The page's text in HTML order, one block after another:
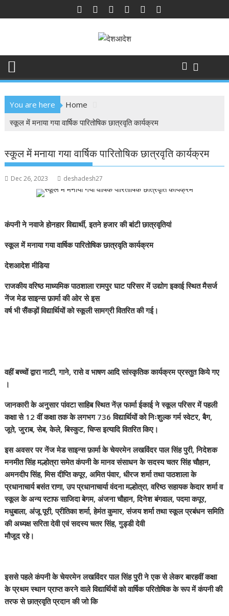
to
You are here
Home
स्कूल में मनाया गया वार्षिक पारितोषिक छात्रवृति कार्यक्रम
स्कूल में मनाया गया वार्षिक पारितोषिक छात्रवृति कार्यक्रम
Dec 26, 2023 deshadesh27
कंपनी ने नवाजे होनहार विद्यार्थी, इतने हजार की बांटी छात्रवृतियां
स्कूल में मनाया गया वार्षिक पारितोषिक छात्रवृति कार्यक्रम
देशआदेश मीडिया
राजकीय वरिष्ठ माध्यमिक पाठशाला रामपुर घाट परिसर में उद्योग इकाई स्थित मैसर्ज
नेंज मेड साइन्स फ़ार्मा की ओर से इस
वर्ष भी सैंकड़ों विद्यार्थियों को स्कूली सामग्री वितरित की गई।
वहीं बच्चों द्वारा नाटी, गाने, रासे व भाषण आदि सांस्कृतिक कार्यक्रम प्रस्तुत किये गए
।
जानकारी के अनुसार पांवटा साहिब स्थित नेंज़ फार्मा ईकाई ने स्कूल परिसर में पहली
कक्षा से 12 वीं कक्षा तक के लगभग 736 विद्यार्थियों को निःशुल्क गर्म स्वेटर, बैग,
जूते,जुराब, सेब, केले, बिस्कुट, चिप्स इत्यादि वितरित किए।
इस अवसर पर नेंज मेड साइन्स फ़ार्मा के चेयरमेन लखविंदर पाल सिंह पुरी, निदेशक
मनमीत सिंहमल्होत्रा समेत कंपनी के मानव संसाधन के सदस्य चतर सिंह चौहान,
अमनदीप सिंह, मिस दीप्तिकपूर, अमित पंवार, धीरज शर्मा तथा पाठशाला के
प्रधानाचार्यबसंत राणा, उप प्रधानाचार्या वंदना मल्होत्रा, वरिष्ठ सहायककेदार शर्मा व
स्कूल के अन्य स्टाफ साजिदा बेगम, अंजना चौहान, दिनेशबंगवाल, पदमा कपूर,
मधुबाला, अंजू पूरी, प्रीतिका शर्मा, हेमंत कुमार, संजय शर्मातथा स्कूल प्रबंधन समिति
की अध्यक्ष सरिता देवी एवं सदस्य चतर सिंह, गुड्डी देवी
मौजूद रहे।
इससे पहले कंपनी के चेयरमेन लखविंदर पाल सिंह पुरी ने एक से लेकर बारहवीं कक्षा
के प्रथम स्थान प्राप्तकरने वाले विद्यार्थियों को वार्षिक परितोषिक के रूप में कंपनी की
तरफ से छात्रवृति प्रदान की जो कि